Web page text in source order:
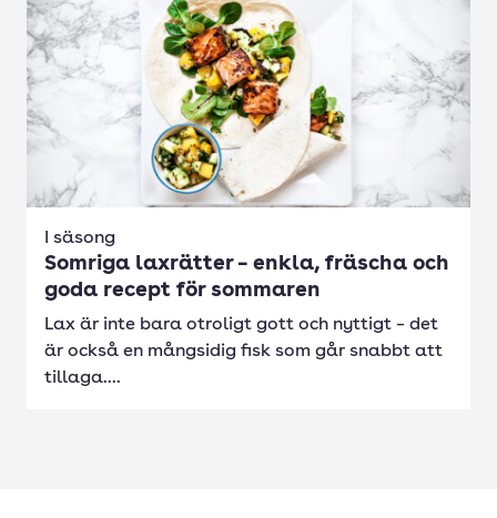
I säsong
Somriga laxrätter – enkla, fräscha och
goda recept för sommaren
Lax är inte bara otroligt gott och nyttigt – det
är också en mångsidig fisk som går snabbt att
tillaga....